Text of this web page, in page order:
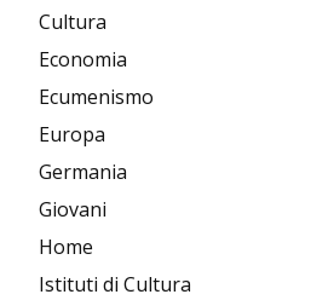
Cultura
Economia
Ecumenismo
Europa
Germania
Giovani
Home
Istituti di Cultura